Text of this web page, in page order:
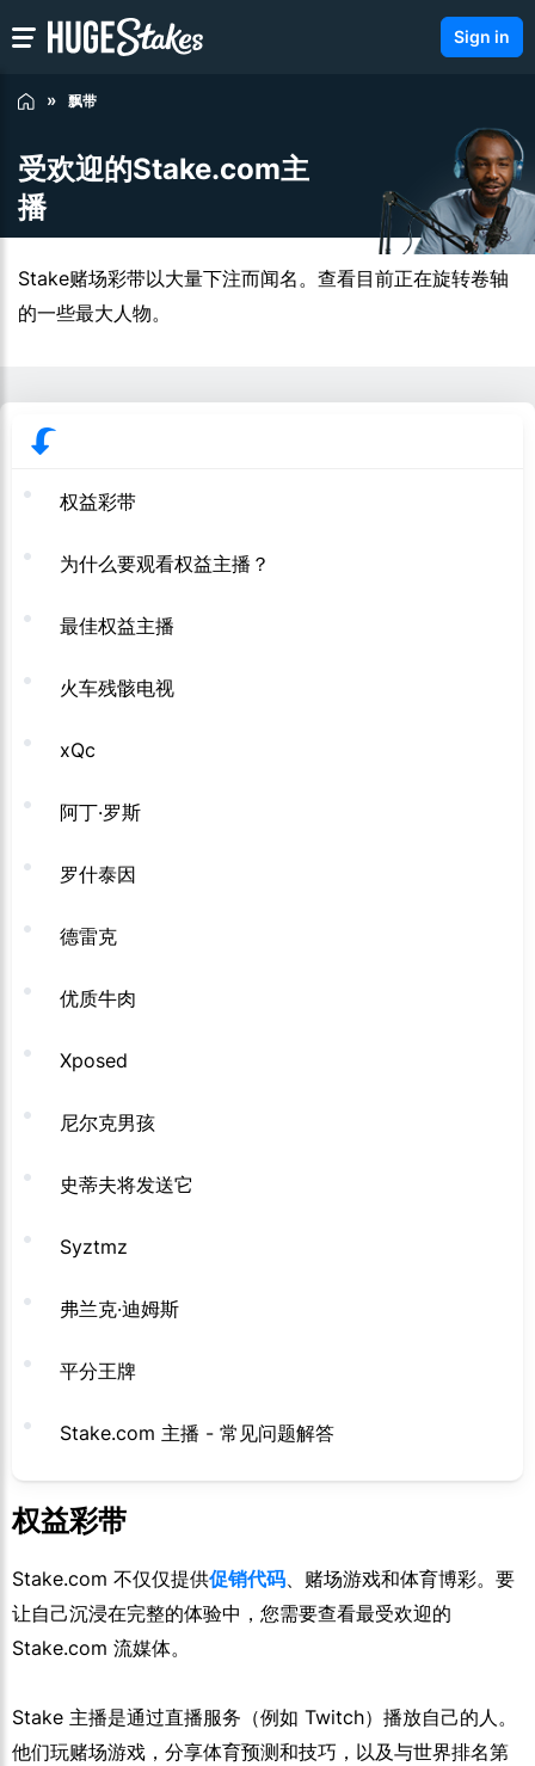
Sign in
飘带
受欢迎的Stake.com主
播
Stake赌场彩带以大量下注而闻名。查看目前正在旋转卷轴
的一些最大人物。
权益彩带
为什么要观看权益主播？
最佳权益主播
火车残骸电视
xQc
阿丁·罗斯
罗什泰因
德雷克
优质牛肉
Xposed
尼尔克男孩
史蒂夫将发送它
Syztmz
弗兰克·迪姆斯
平分王牌
Stake.com 主播 - 常见问题解答
权益彩带
Stake.com 不仅仅提供促销代码、赌场游戏和体育博彩。要
让自己沉浸在完整的体验中，您需要查看最受欢迎的
Stake.com 流媒体。
Stake 主播是通过直播服务（例如 Twitch）播放自己的人。
他们玩赌场游戏，分享体育预测和技巧，以及与世界排名第